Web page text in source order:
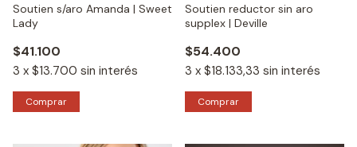
Soutien s/aro Amanda | Sweet
Lady
$41.100
3 x $13.700 sin interés
Comprar
Soutien reductor sin aro
supplex | Deville
$54.400
3 x $18.133,33 sin interés
Comprar